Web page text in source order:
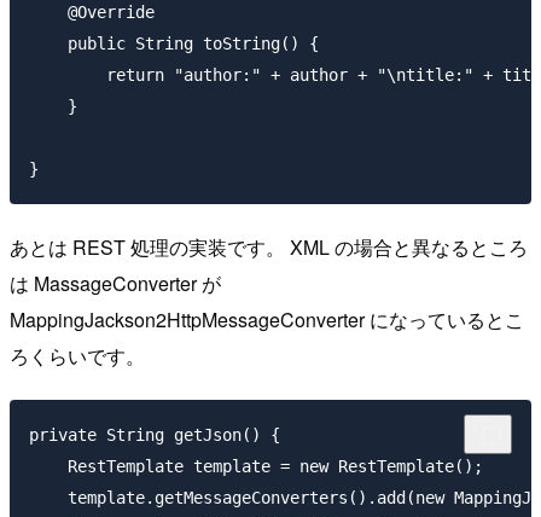
    @Override
    public String toString() {
return "author:" + author + "\ntitle:" +
    }
あとは REST 処理の実装です。 XML の場合と異なるところ
は MassageConverter が
MappingJackson2HttpMessageConverter になっているとこ
ろくらいです。
private String getJson() {
    RestTemplate template = new RestTemplate();
template.getMessageConverters().add(new